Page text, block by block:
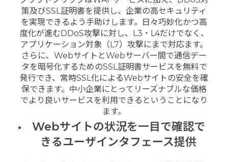
策及びSSL証明書を提供し、企業の高セキュリティ
を実現できるよう手助けします。日々巧妙化かつ高
度化が進むDDoS攻撃に対し、L3・L4だけでなく、
アプリケーション対象（L7）攻撃にまで対応ます。
さらに、WebサイトとWebサーバー間で通信デー
タを暗号化するためのSSL証明書サービスを無料で
発行でき、常時SSL化によるWebサイトの安全を確
保できます。中小企業にとってリーズナブルな価格
でより良いサービスを利用できるということになり
ます。
Webサイトの状況を一目で確認で
きるユーザインタフェース提供